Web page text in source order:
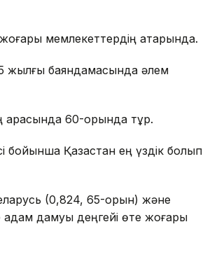
мемлекеттердің қатарында.
жылғы баяндамасында әлем
арасында 60-орында тұр.
Қазақстан ең үздік болып
(0,824, 65-орын) және
адам дамуы деңгейі өте жоғары